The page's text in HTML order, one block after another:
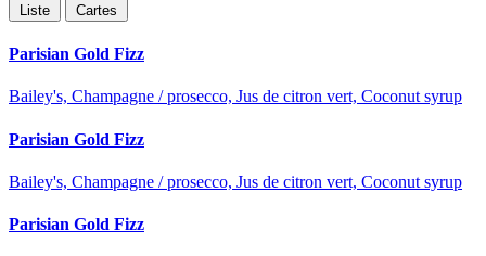
Liste Cartes
Parisian Gold Fizz
Bailey's, Champagne / prosecco, Jus de citron vert, Coconut syrup
Parisian Gold Fizz
Bailey's, Champagne / prosecco, Jus de citron vert, Coconut syrup
Parisian Gold Fizz